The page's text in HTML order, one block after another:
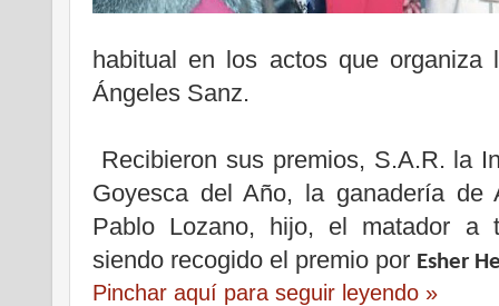
habitual en los actos que organiza
Ángeles Sanz.
Recibieron sus premios, S.A.R. la
Goyesca del Año, la ganadería de
Pablo Lozano, hijo, el matador a
siendo recogido el premio por Esher
Pinchar aquí para seguir leyendo »